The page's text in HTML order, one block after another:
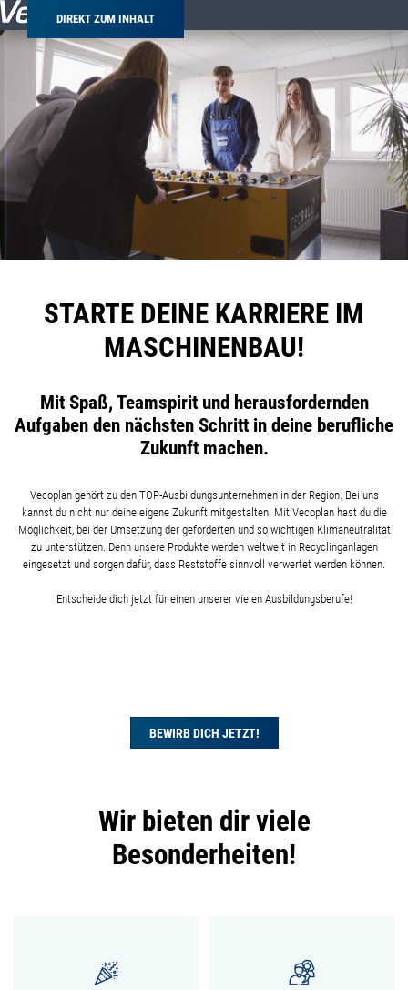
DIREKT ZUM INHALT
STARTE DEINE KARRIERE IM
MASCHINENBAU!
Mit Spaß, Teamspirit und herausfordernden
Aufgaben den nächsten Schritt in deine berufliche
Zukunft machen.
Vecoplan gehört zu den TOP-Ausbildungsunternehmen in der Region. Bei uns
kannst du nicht nur deine eigene Zukunft mitgestalten. Mit Vecoplan hast du die
Möglichkeit, bei der Umsetzung der geforderten und so wichtigen Klimaneutralität
zu unterstützen. Denn unsere Produkte werden weltweit in Recyclinganlagen
eingesetzt und sorgen dafür, dass Reststoffe sinnvoll verwertet werden können.
Entscheide dich jetzt für einen unserer vielen Ausbildungsberufe!
BEWIRB DICH JETZT!
Wir bieten dir viele
Besonderheiten!